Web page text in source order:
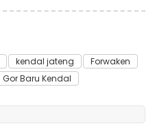
kendal jateng
Forwaken
Gor Baru Kendal